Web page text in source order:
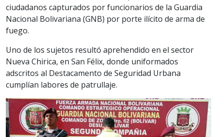
ciudadanos capturados por funcionarios de la Guardia
Nacional Bolivariana (GNB) por porte ilícito de arma de
fuego.
Uno de los sujetos resultó aprehendido en el sector
Nueva Chirica, en San Félix, donde uniformados
adscritos al Destacamento de Seguridad Urbana
cumplían labores de patrullaje.